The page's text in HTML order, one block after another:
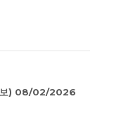
) 08/02/2026